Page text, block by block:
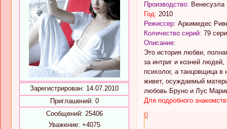
Зарегистрирован: 14.07.2010
Приглашений: 0
Сообщений: 25406
Уважение: +4075
Производство: Венесуэла
Год: 2010
Режиссер: Аркимедес
Количество серий: 79
Описание:
Это история любви,
за интриг и козней
психолог, а танцовщица в
живет, осуждаемый
любовь Бруно и Лус
Для подробного
0